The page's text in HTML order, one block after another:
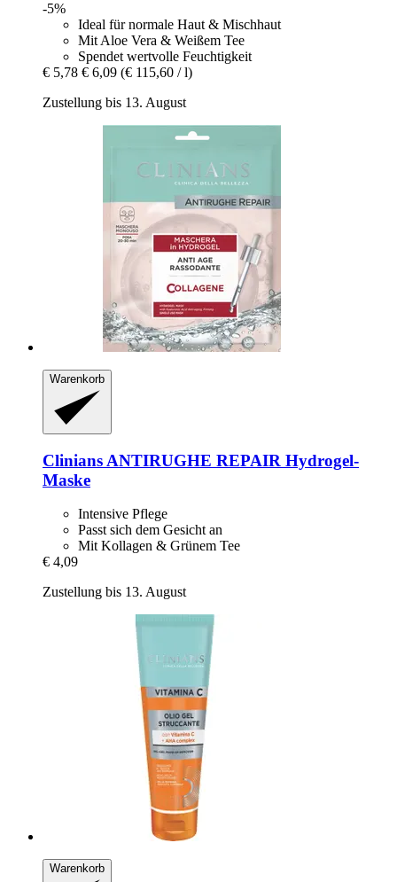
-5%
Ideal für normale Haut & Mischhaut
Mit Aloe Vera & Weißem Tee
Spendet wertvolle Feuchtigkeit
€ 5,78 € 6,09 (€ 115,60 / l)
Zustellung bis 13. August
Warenkorb
Clinians ANTIRUGHE REPAIR Hydrogel-​
Maske
Intensive Pflege
Passt sich dem Gesicht an
Mit Kollagen & Grünem Tee
€ 4,09
Zustellung bis 13. August
Warenkorb